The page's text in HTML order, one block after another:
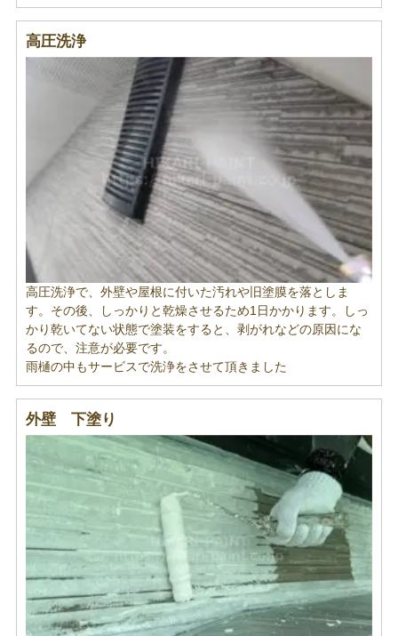
高圧洗浄
高圧洗浄で、外壁や屋根に付いた汚れや旧塗膜を落としま
す。その後、しっかりと乾燥させるため1日かかります。しっ
かり乾いてない状態で塗装をすると、剥がれなどの原因にな
るので、注意が必要です。
雨樋の中もサービスで洗浄をさせて頂きました
外壁 下塗り